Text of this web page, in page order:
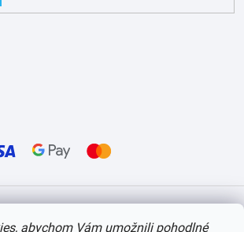
abychom Vám umožnili pohodlné